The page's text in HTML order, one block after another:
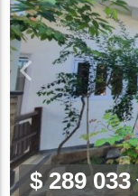
$ 289 033